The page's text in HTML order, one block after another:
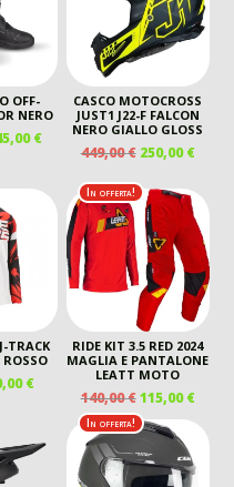
OFF-
NERO
€.
€IL
PREZZO
È:
145,00 €.
CASCO MOTOCROSS
JUST1 J22-F FALCON
NERO GIALLO GLOSS
449,00€ IL
ORIGINALE
ERA:
449,00 €.
250,00€IL
È:
TRACK
ROSSO
€.
€IL
PREZZO
ATTUALE
È:
20,00 €.
In offerta!
RIDE KIT 3.5 RED 2024
MAGLIA E PANTALONE
LEATT MOTO
140,00€ IL
PREZZO
ORIGINALE
ERA:
140,00 €.
115,00€IL
In offerta!